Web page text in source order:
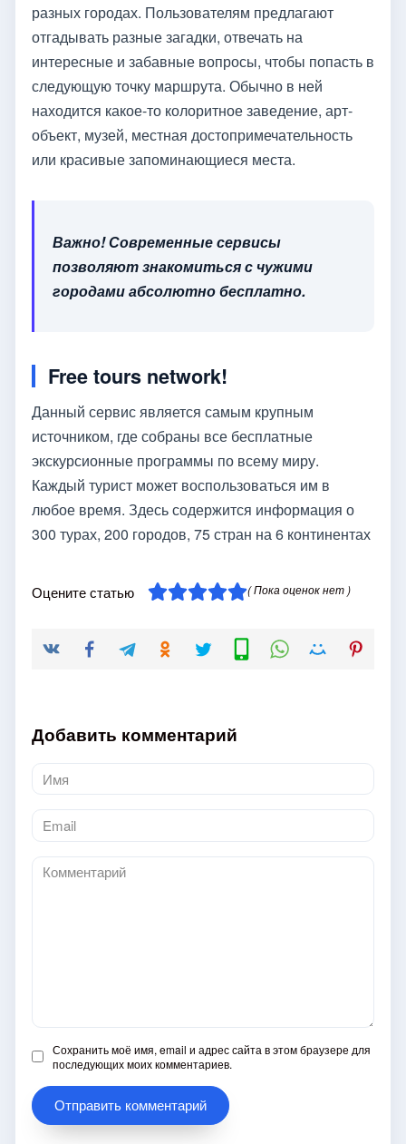
разных городах. Пользователям предлагают
отгадывать разные загадки, отвечать на
интересные и забавные вопросы, чтобы попасть в
следующую точку маршрута. Обычно в ней
находится какое-то колоритное заведение, арт-
объект, музей, местная достопримечательность
или красивые запоминающиеся места.
Важно! Современные сервисы
позволяют знакомиться с чужими
городами абсолютно бесплатно.
Free tours network!
Данный сервис является самым крупным
источником, где собраны все бесплатные
экскурсионные программы по всему миру.
Каждый турист может воспользоваться им в
любое время. Здесь содержится информация о
300 турах, 200 городов, 75 стран на 6 континентах
Оцените статью ( Пока оценок нет )
Добавить комментарий
Имя
*
Email
*
Комментарий
Сохранить моё имя, email и адрес сайта в этом браузере для
последующих моих комментариев.